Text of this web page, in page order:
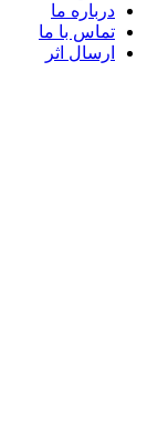
درباره ما
تماس با ما
ارسال اثر